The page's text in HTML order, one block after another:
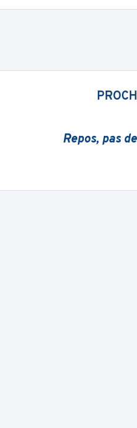
Repos, pas